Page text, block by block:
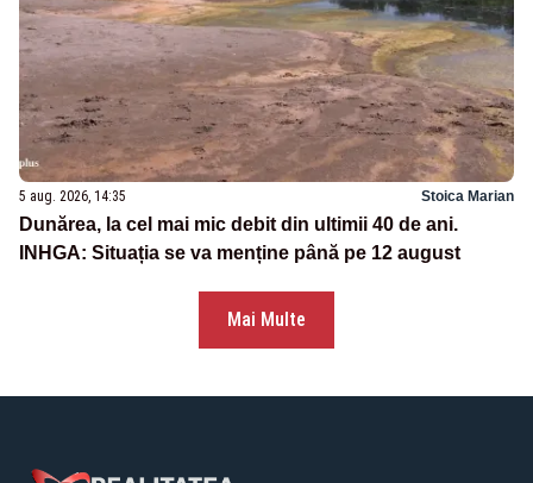
5 aug. 2026, 14:35 Stoica Marian
Dunărea, la cel mai mic debit din ultimii 40 de ani.
INHGA: Situația se va menține până pe 12 august
Mai Multe